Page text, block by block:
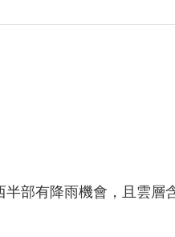
部有降雨機會，且雲